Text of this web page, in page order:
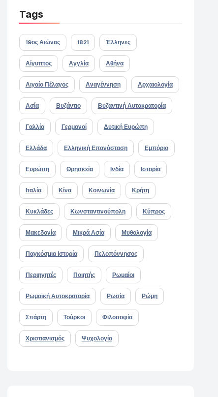
Tags
19ος Αιώνας 1821 Έλληνες
Αίγυπτος Αγγλία Αθήνα
Αιγαίο Πέλαγος Αναγέννηση Αρχαιολογία
Ασία Βυζάντιο Βυζαντινή Αυτοκρατορία
Γαλλία Γερμανοί Δυτική Ευρώπη
Ελλάδα Ελληνική Επανάσταση Εμπόριο
Ευρώπη Θρησκεία Ινδία Ιστορία
Ιταλία Κίνα Κοινωνία Κρήτη
Κυκλάδες Κωνσταντινούπολη Κύπρος
Μακεδονία Μικρά Ασία Μυθολογία
Παγκόσμια Ιστορία Πελοπόννησος
Περιηγητές Ποιητής Ρωμαίοι
Ρωμαϊκή Αυτοκρατορία Ρωσία Ρώμη
Σπάρτη Τούρκοι Φιλοσοφία
Χριστιανισμός Ψυχολογία